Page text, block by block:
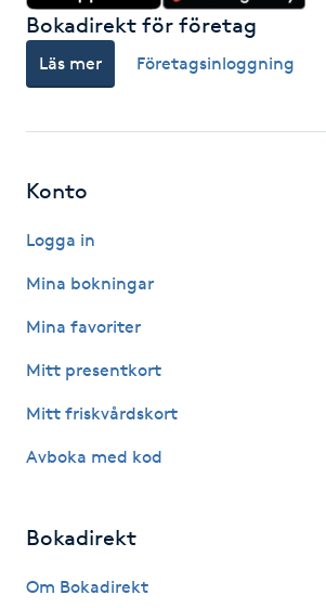
Hot yoga
Hudföryngring
Hyaluronsyra
Hyperhidros
Hårborttagning
Hårförlängning
Bokadirekt för företag
Läs mer Företagsinloggning
Konto
Logga in
Mina bokningar
Mina favoriter
Mitt presentkort
Mitt friskvårdskort
Avboka med kod
Bokadirekt
Om Bokadirekt